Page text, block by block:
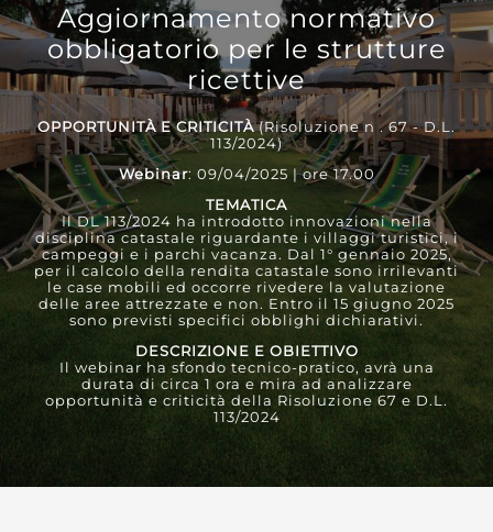
Aggiornamento normativo
obbligatorio per le strutture
ricettive
OPPORTUNITÀ E CRITICITÀ(Risoluzione n . 67 - D.L.
113/2024)
Webinar: 09/04/2025 | ore 17.00
TEMATICA
Il DL 113/2024 ha introdotto innovazioni nella
disciplina catastale riguardante i villaggi turistici, i
campeggi e i parchi vacanza. Dal 1° gennaio 2025,
per il calcolo della rendita catastale sono irrilevanti
le case mobili ed occorre rivedere la valutazione
delle aree attrezzate e non. Entro il 15 giugno 2025
sono previsti specifici obblighi dichiarativi.
DESCRIZIONE E OBIETTIVO
Il webinar ha sfondo tecnico-pratico, avrà una
durata di circa 1 ora e mira ad analizzare
opportunità e criticità della Risoluzione 67 e D.L.
113/2024